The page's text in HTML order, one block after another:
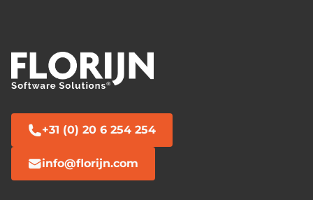
+31 (0) 20 6 254 254
info@florijn.com